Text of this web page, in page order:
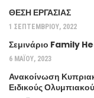
ΘΕΣΗ ΕΡΓΑΣΙΑΣ
1 ΣΕΠΤΕΜΒΡΊΟΥ, 2022
Σεμινάριο Family
6 ΜΑΪ́ΟΥ, 2023
Ανακοίνωση
Ειδικούς